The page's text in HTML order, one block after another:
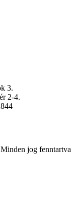
3.
2-4.
jog fenntartva